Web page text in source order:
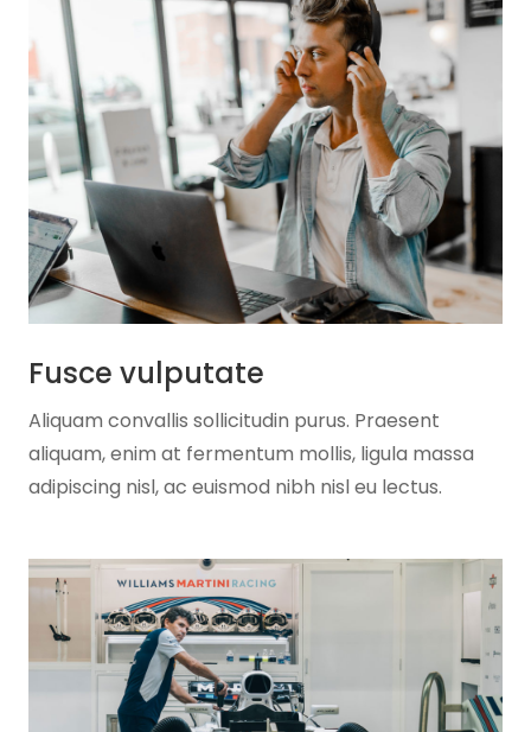
Fusce vulputate
Aliquam convallis sollicitudin purus. Praesent
aliquam, enim at fermentum mollis, ligula massa
adipiscing nisl, ac euismod nibh nisl eu lectus.